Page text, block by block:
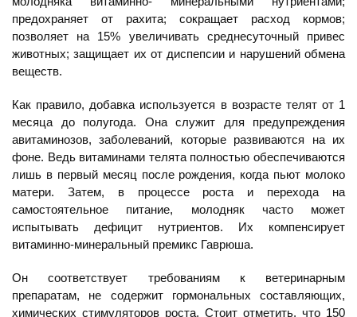
предохраняет от рахита; сокращает расход кормов;
позволяет на 15% увеличивать среднесуточный привес
животных; защищает их от диспепсии и нарушений обмена
веществ.
Как правило, добавка используется в возрасте телят от 1
месяца до полугода. Она служит для предупреждения
авитаминозов, заболеваний, которые развиваются на их
фоне. Ведь витаминами телята полностью обеспечиваются
лишь в первый месяц после рождения, когда пьют молоко
матери. Затем, в процессе роста и перехода на
самостоятельное питание, молодняк часто может
испытывать дефицит нутриентов. Их компенсирует
витаминно-минеральный премикс Гаврюша.
Он соответствует требованиям к ветеринарным
препаратам, не содержит гормональных составляющих,
химических стимуляторов роста. Стоит отметить, что 150